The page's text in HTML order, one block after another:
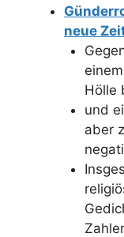
neue
Hölle
und
aber